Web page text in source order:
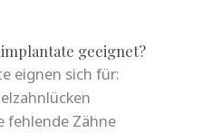
geeignet?
eignen sich für:
fehlende Zähne